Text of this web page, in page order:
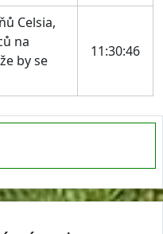
Celsia,
na
by se
11:30:46